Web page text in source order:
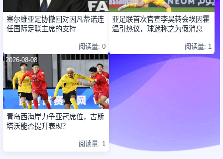
塞尔维亚足协撤回对因凡蒂诺连
任国际足联主席的支持
阅读量: 0
亚足联首次官宣李昊转会埃因霍
温引热议，球迷称之为假消息
阅读量: 1
2026-08-08
青岛西海岸力争亚冠席位，古斯
塔沃能否提升表现？
阅读量: 1